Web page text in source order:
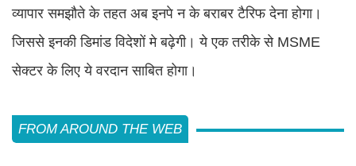
व्यापार समझौते के तहत अब इनपे न के बराबर टैरिफ देना होगा।
जिससे इनकी डिमांड विदेशों मे बढ़ेगी। ये एक तरीके से MSME
सेक्टर के लिए ये वरदान साबित होगा।
FROM AROUND THE WEB